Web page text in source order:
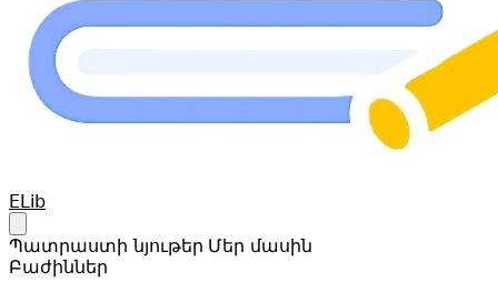
Your Company
ELib
Պատրաստի նյութեր Մեր մասին
Բաժիններ